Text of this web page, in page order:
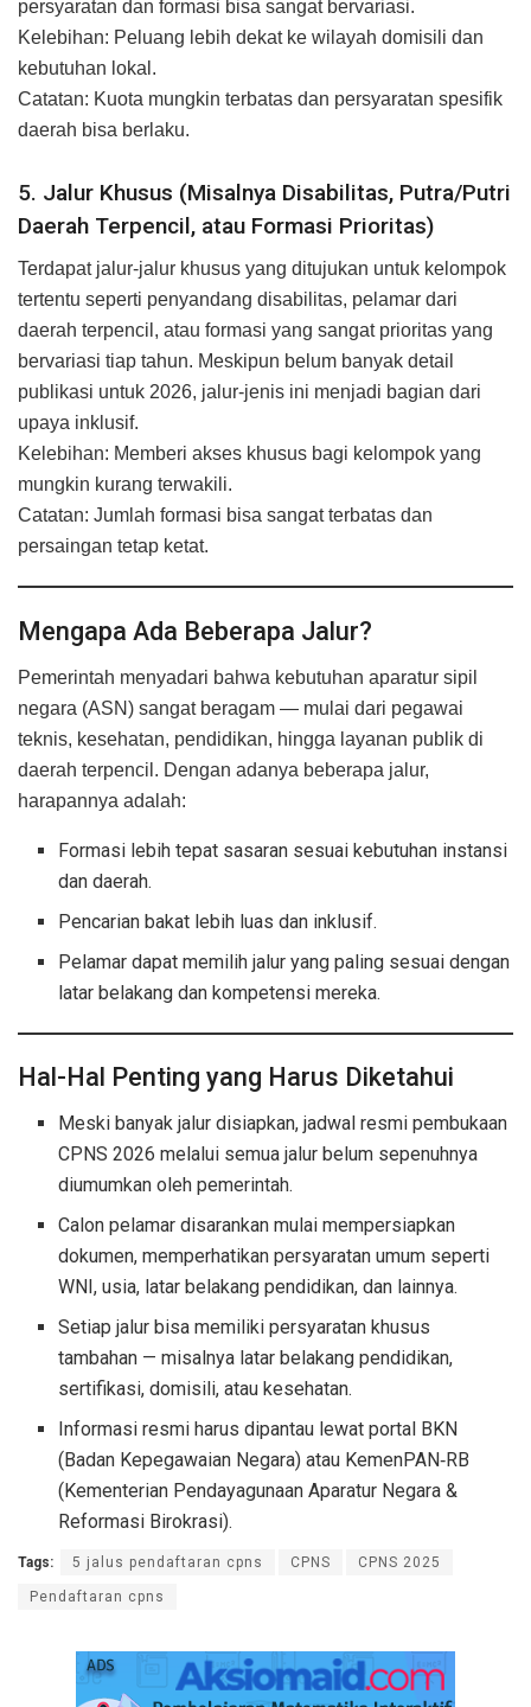
persyaratan dan formasi bisa sangat bervariasi.
Kelebihan: Peluang lebih dekat ke wilayah domisili dan
kebutuhan lokal.
Catatan: Kuota mungkin terbatas dan persyaratan spesifik
daerah bisa berlaku.
5. Jalur Khusus (Misalnya Disabilitas, Putra/Putri
Daerah Terpencil, atau Formasi Prioritas)
Terdapat jalur-jalur khusus yang ditujukan untuk kelompok
tertentu seperti penyandang disabilitas, pelamar dari
daerah terpencil, atau formasi yang sangat prioritas yang
bervariasi tiap tahun. Meskipun belum banyak detail
publikasi untuk 2026, jalur-jenis ini menjadi bagian dari
upaya inklusif.
Kelebihan: Memberi akses khusus bagi kelompok yang
mungkin kurang terwakili.
Catatan: Jumlah formasi bisa sangat terbatas dan
persaingan tetap ketat.
Mengapa Ada Beberapa Jalur?
Pemerintah menyadari bahwa kebutuhan aparatur sipil
negara (ASN) sangat beragam — mulai dari pegawai
teknis, kesehatan, pendidikan, hingga layanan publik di
daerah terpencil. Dengan adanya beberapa jalur,
harapannya adalah:
Formasi lebih tepat sasaran sesuai kebutuhan instansi
dan daerah.
Pencarian bakat lebih luas dan inklusif.
Pelamar dapat memilih jalur yang paling sesuai dengan
latar belakang dan kompetensi mereka.
Hal-Hal Penting yang Harus Diketahui
Meski banyak jalur disiapkan, jadwal resmi pembukaan
CPNS 2026 melalui semua jalur belum sepenuhnya
diumumkan oleh pemerintah.
Calon pelamar disarankan mulai mempersiapkan
dokumen, memperhatikan persyaratan umum seperti
WNI, usia, latar belakang pendidikan, dan lainnya.
Setiap jalur bisa memiliki persyaratan khusus
tambahan — misalnya latar belakang pendidikan,
sertifikasi, domisili, atau kesehatan.
Informasi resmi harus dipantau lewat portal BKN
(Badan Kepegawaian Negara) atau KemenPAN‑RB
(Kementerian Pendayagunaan Aparatur Negara &
Reformasi Birokrasi).
Tags: 5 jalus pendaftaran cpns CPNS CPNS 2025
Pendaftaran cpns